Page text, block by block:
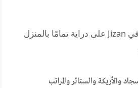
شركة تنظيف المنازل في Jizan على دراية تمامًا بالمنزل
والأريكة والستائر والمراتب